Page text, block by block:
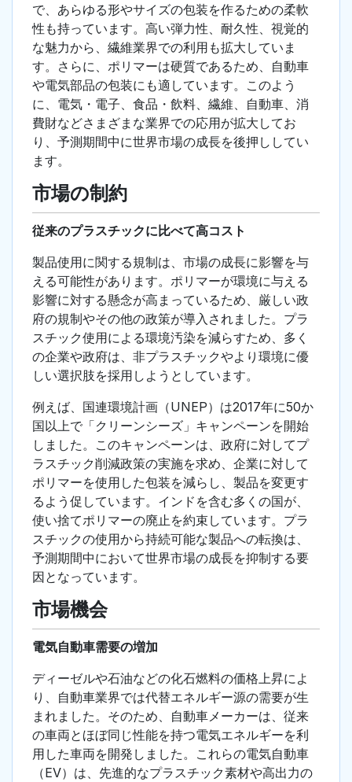
で、あらゆる形やサイズの包装を作るための柔軟
性も持っています。高い弾力性、耐久性、視覚的
な魅力から、繊維業界での利用も拡大していま
す。さらに、ポリマーは硬質であるため、自動車
や電気部品の包装にも適しています。このよう
に、電気・電子、食品・飲料、繊維、自動車、消
費財などさまざまな業界での応用が拡大してお
り、予測期間中に世界市場の成長を後押ししてい
ます。
市場の制約
従来のプラスチックに比べて高コスト
製品使用に関する規制は、市場の成長に影響を与
える可能性があります。ポリマーが環境に与える
影響に対する懸念が高まっているため、厳しい政
府の規制やその他の政策が導入されました。プラ
スチック使用による環境汚染を減らすため、多く
の企業や政府は、非プラスチックやより環境に優
しい選択肢を採用しようとしています。
例えば、国連環境計画（UNEP）は2017年に50か
国以上で「クリーンシーズ」キャンペーンを開始
しました。このキャンペーンは、政府に対してプ
ラスチック削減政策の実施を求め、企業に対して
ポリマーを使用した包装を減らし、製品を変更す
るよう促しています。インドを含む多くの国が、
使い捨てポリマーの廃止を約束しています。プラ
スチックの使用から持続可能な製品への転換は、
予測期間中において世界市場の成長を抑制する要
因となっています。
市場機会
電気自動車需要の増加
ディーゼルや石油などの化石燃料の価格上昇によ
り、自動車業界では代替エネルギー源の需要が生
まれました。そのため、自動車メーカーは、従来
の車両とほぼ同じ性能を持つ電気エネルギーを利
用した車両を開発しました。これらの電気自動車
（EV）は、先進的なプラスチック素材や高出力の